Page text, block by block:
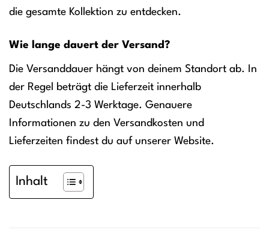
die gesamte Kollektion zu entdecken.
Wie lange dauert der Versand?
Die Versanddauer hängt von deinem Standort ab. In
der Regel beträgt die Lieferzeit innerhalb
Deutschlands 2-3 Werktage. Genauere
Informationen zu den Versandkosten und
Lieferzeiten findest du auf unserer Website.
Inhalt